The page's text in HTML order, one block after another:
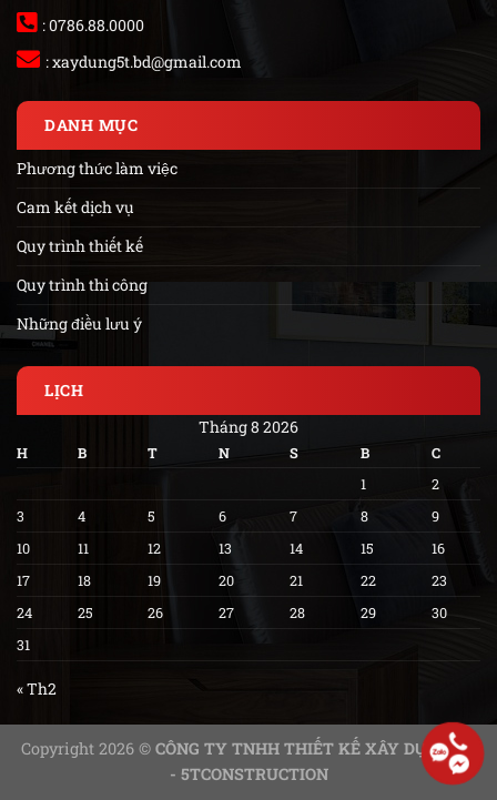
: 0786.88.0000
:xaydung5t.bd@gmail.com
DANH MỤC
Phương thức làm việc
Cam kết dịch vụ
Quy trình thiết kế
Quy trình thi công
Những điều lưu ý
LỊCH
Tháng 8 2026
H B T N S B
C
1
2
3
4 5 6 7 8
9
10
11 12 13 14 15
16
17
18 19 20 21 22
23
24
25 26 27 28 29
30
31
« Th2
Copyright 2026 © CÔNG TY TNHH THIẾT KẾ XÂY DỰNG 5T
- 5TCONSTRUCTION